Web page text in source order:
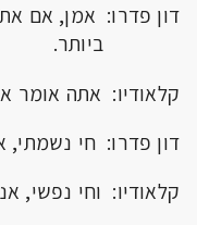
דון פדרו: אמן, אם
ביותר.
קלאודיו: אתה אומר
דון פדרו: חי נשמתי,
קלאודיו: וחי נפשי,